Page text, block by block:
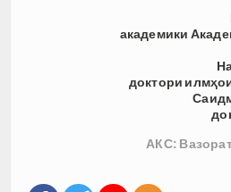
академики
доктори илмҳои
доктори
АКС: